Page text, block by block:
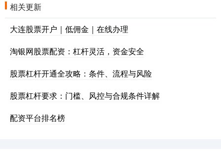
相关更新
大连股票开户｜低佣金｜在线办理
淘银网股票配资：杠杆灵活，资金安全
股票杠杆开通全攻略：条件、流程与风险
股票杠杆要求：门槛、风控与合规条件详解
配资平台排名榜